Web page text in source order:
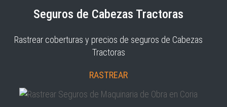
Seguros de Cabezas Tractoras
Rastrear coberturas y precios de seguros de Cabezas
Tractoras
RASTREAR